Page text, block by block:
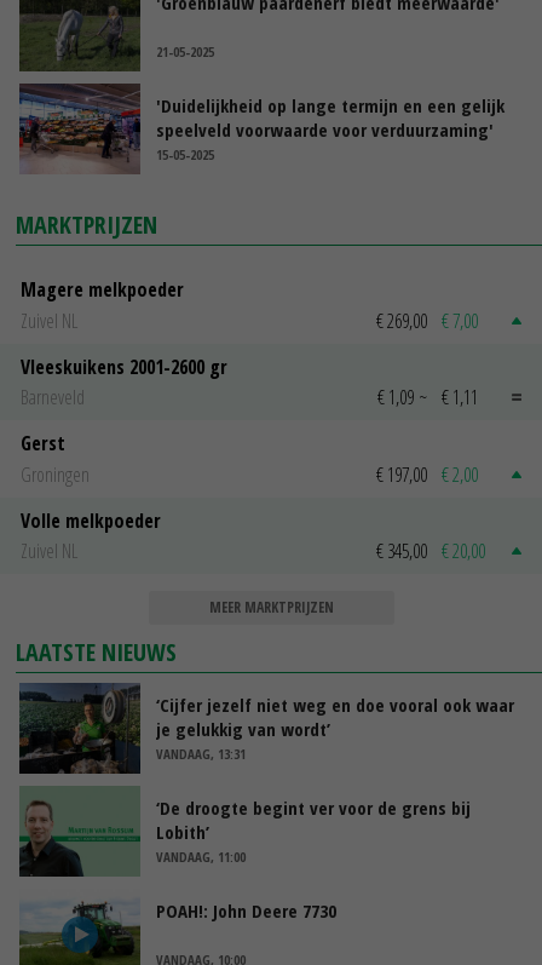
21-05-2025
'Duidelijkheid op lange termijn en een gelijk
speelveld voorwaarde voor verduurzaming'
15-05-2025
MARKTPRIJZEN
Magere melkpoeder
Zuivel NL
€ 269,00 € 7,00
Vleeskuikens 2001-2600 gr
Barneveld
€ 1,09 ~ € 1,11
Gerst
Groningen
€ 197,00 € 2,00
Volle melkpoeder
Zuivel NL
€ 345,00 € 20,00
MEER MARKTPRIJZEN
LAATSTE NIEUWS
‘Cijfer jezelf niet weg en doe vooral ook waar
je gelukkig van wordt’
VANDAAG, 13:31
‘De droogte begint ver voor de grens bij
Lobith’
VANDAAG, 11:00
POAH!: John Deere 7730
VANDAAG, 10:00